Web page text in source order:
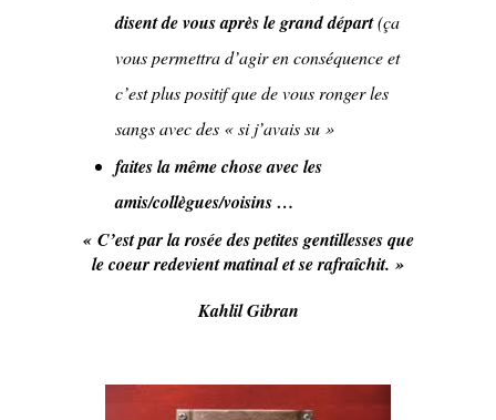
disent de vous après le grand départ(ça
vous permettra d’agir en conséquence et
c’est plus positif que de vous ronger les
sangs avec des « si j’avais su »
faites la même chose avec les
amis/collègues/voisins …
« C’est par la rosée des petites gentillesses que
le coeur redevient matinal et se rafraîchit. »
Kahlil Gibran